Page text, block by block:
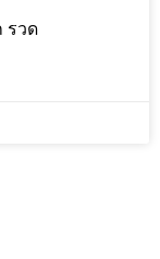
รวด